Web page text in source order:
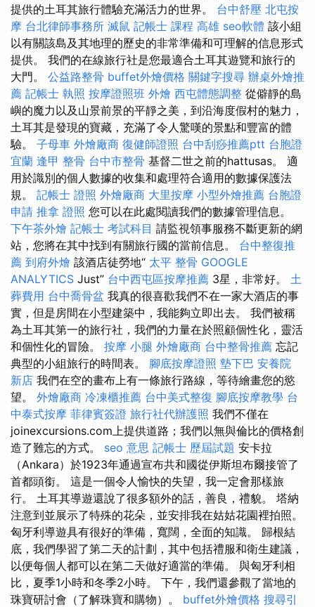
提供的土耳其旅行體驗充滿活力的世界。 台中舒壓 北屯按
摩 台北律師事務所 滅鼠 記帳士 課程 高雄 seo軟體 該小組
以有關該島及其地理的歷史的非常準備和可理解的信息形式
提供。 我們的在線旅行社是您最適合土耳其遊覽和旅行的
大門。 公益路整骨 buffet外燴價格 關鍵字搜尋 辦桌外燴推
薦 記帳士 執照 按摩證照班 外燴 西屯體態調整 從僻靜的島
嶼的魔力以及山景前景的平靜之美，到沿海度假村的魅力，
土耳其是發現的寶藏，充滿了令人驚嘆的景點和豐富的體
驗。 子母車 外燴廠商 復健師證照 台中刮痧推薦ptt 台胞證
宜蘭 逢甲 整骨 台中市整骨 基督二世之前的hattusas。 適
用於識別的個人數據的收集和處理符合適用的數據保護法
規。 記帳士 證照 外燴廠商 大里按摩 小型外燴推薦 台胞證
申請 推拿 證照 您可以在此處閱讀我們的數據管理信息。
下午茶外燴 記帳士 考試科目 請監視領事服務不斷更新的網
站，您將在其中找到有關旅行國的當前信息。 台中整復推
薦 到府外燴 該酒店徒勞地“ 太平 整骨 GOOGLE
ANALYTICS Just” 台中西屯區按摩推薦 3星，非常好。 土
葬費用 台中喬骨盆 我真的很喜歡我們不在一家大酒店的事
實，但是房間在小型建築中，我能夠立即出去。 我們被稱
為土耳其第一的旅行社，我們的力量在於照顧個性化，靈活
和個性化的冒險。 按摩 小腿 外燴廠商 台中整骨推薦 忘記
典型的小組旅行的時間表。 腳底按摩證照 墊下巴 安養院
新店 我們在空的畫布上有一條旅行路線，等待繪畫您的慾
望。 外燴廠商 冷凍櫃推薦 台中美式整復 腳底按摩教學 台
中泰式按摩 菲律賓簽證 旅行社代辦護照 我們不僅在
joinexcursions.com上提供道路；我們以無與倫比的價格創
造了難忘的方式。 seo 意思 記帳士 歷屆試題 安卡拉
（Ankara）於1923年通過宣布共和國從伊斯坦布爾接管了
首都頭銜。 這是一個令人愉快的失望，我一定會那樣旅
行。 土耳其導遊還說了很多額外的話，善良，禮貌。 塔納
注意到並展示了特殊的花朵，並安排我在姑姑花園裡拍照。
匈牙利導遊具有很好的準備，寬闊，全面的知識。 歸根結
底，我們學習了第二天的計劃，其中包括禮服和衛生建議，
以便每個人都可以在第二天做好適當的準備。 與匈牙利相
比，夏季1小時和冬季2小時。 下午，我們還參觀了當地的
珠寶研討會（了解珠寶和購物）。 buffet外燴價格 搜尋引